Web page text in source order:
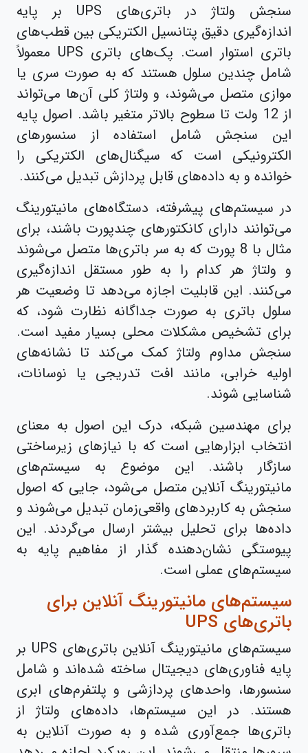
سنجش ولتاژ در باتری‌های UPS بر پایه
اندازه‌گیری دقیق پتانسیل الکتریکی بین قطب‌های
باتری استوار است. پک‌های باتری UPS معمولاً
شامل چندین سلول هستند که به صورت سری یا
موازی متصل می‌شوند، و ولتاژ کلی آن‌ها می‌تواند
از 12 ولت تا سطوح بالاتر متغیر باشد. اصول پایه
این سنجش شامل استفاده از سنسورهای
الکترونیکی است که سیگنال‌های الکتریکی را
خوانده و به داده‌های قابل پردازش تبدیل می‌کنند.
در سیستم‌های پیشرفته، دستگاه‌های مانیتورینگ
می‌توانند دارای کانکتورهای چندپورت باشند، برای
مثال با 8 پورت که به سر باتری‌ها متصل می‌شوند
و ولتاژ هر کدام را به طور مستقل اندازه‌گیری
می‌کنند. این قابلیت اجازه می‌دهد تا وضعیت هر
سلول باتری به صورت جداگانه نظارت شود، که
برای تشخیص مشکلات محلی بسیار مفید است.
سنجش مداوم ولتاژ کمک می‌کند تا نشانه‌های
اولیه خرابی، مانند افت تدریجی یا نوسانات،
شناسایی شوند.
برای مهندسین شبکه، درک این اصول به معنای
انتخاب ابزارهایی است که با نیازهای زیرساختی
سازگار باشند. این موضوع به سیستم‌های
مانیتورینگ آنلاین متصل می‌شود، جایی که اصول
سنجش به کاربردهای واقعی‌زمان تبدیل می‌شوند و
داده‌ها برای تحلیل بیشتر ارسال می‌گردند. این
پیوستگی نشان‌دهنده گذار از مفاهیم پایه به
سیستم‌های عملی است.
سیستم‌های مانیتورینگ آنلاین برای
باتری‌های UPS
سیستم‌های مانیتورینگ آنلاین باتری‌های UPS بر
پایه فناوری‌های دیجیتال ساخته شده‌اند و شامل
سنسورها، واحدهای پردازشی و پلتفرم‌های ابری
هستند. در این سیستم‌ها، داده‌های ولتاژ از
باتری‌ها جمع‌آوری شده و به صورت آنلاین به